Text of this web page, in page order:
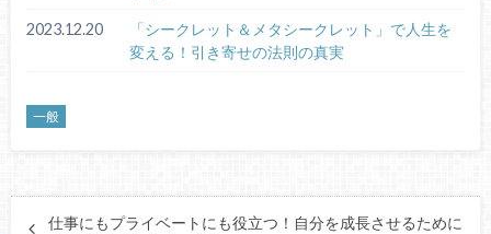
2023.12.20
「シークレット＆メタシークレット」で人生を
変える！引き寄せの法則の真実
一般
仕事にもプライベートにも役立つ！自分を成長させるために